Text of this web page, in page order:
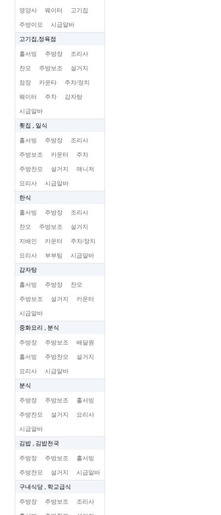
영양사 웨이터 고기집
주방이모 시급알바
고기집,정육점
홀서빙 주방장 조리사
찬모 주방보조 설거지
점장 카운타 주차/장치
웨이터 주차 감자탕
시급알바
횟집 , 일식
홀서빙 주방장 조리사
주방보조 카운터 주차
주방찬모 설거지 매니저
요리사 시급알바
한식
홀서빙 주방장 조리사
찬모 주방보조 설거지
지배인 카운터 주차/장치
요리사 부부팀 시급알바
감자탕
홀서빙 주방장 찬모
주방보조 설거지 카운터
시급알바
중화요리 , 분식
주방장 주방보조 배달원
홀서빙 주방찬모 설거지
요리사 시급알바
분식
주방장 주방보조 홀서빙
주방찬모 설거지 요리사
시급알바
김밥 , 김밥천국
주방장 주방보조 홀서빙
주방찬모 설거지 시급알바
구내식당 , 학교급식
주방장 주방보조 조리사